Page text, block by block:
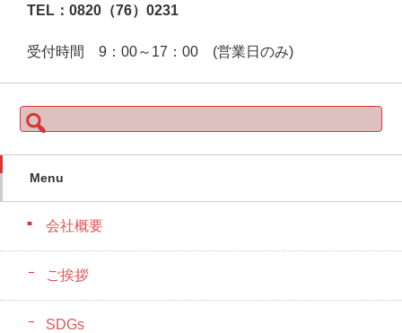
TEL：0820（76）0231
受付時間 9：00～17：00 (営業日のみ)
検
索:
Menu
会社概要
ご挨拶
SDGs